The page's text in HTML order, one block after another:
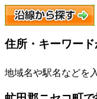
住所・キーワー
地域名や駅名などを